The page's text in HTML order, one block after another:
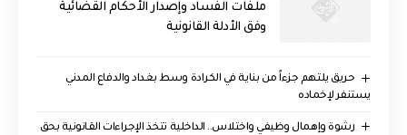
ملفات الفساد وإصدار الأحكام القضائية
وفق الأدلة القانونية
حريق يلتهم جزءاً من بناية في الكرادة وسط بغداد والدفاع المدني
يستنفر لإخماده
رشوة وإهمال وظيفي واختلاس.. الداخلية تتخذ الإجراءات القانونية بحق